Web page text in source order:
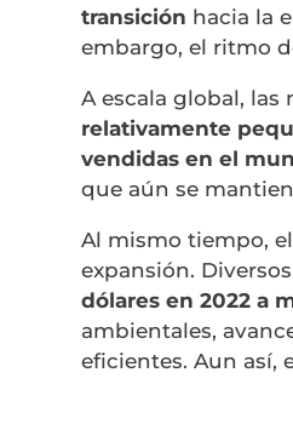
transición hacia la
embargo, el ritmo
A escala global,
relativamente
vendidas en el
que aún se
Al mismo tiempo,
expansión.
dólares en 2022 a
ambientales,
eficientes. Aun así,